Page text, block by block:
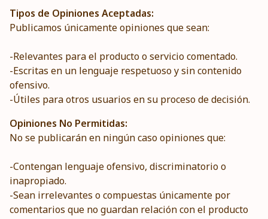
Tipos de Opiniones Aceptadas:
Publicamos únicamente opiniones que sean:
-Relevantes para el producto o servicio comentado.
-Escritas en un lenguaje respetuoso y sin contenido
ofensivo.
-Útiles para otros usuarios en su proceso de decisión.
Opiniones No Permitidas:
No se publicarán en ningún caso opiniones que:
-Contengan lenguaje ofensivo, discriminatorio o
inapropiado.
-Sean irrelevantes o compuestas únicamente por
comentarios que no guardan relación con el producto